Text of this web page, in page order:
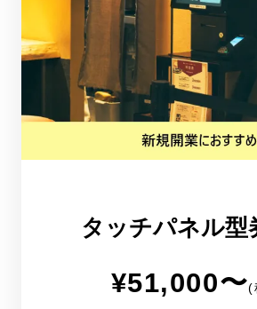
タッチパネル型
¥51,000〜(